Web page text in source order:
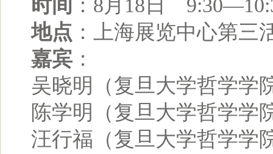
时间 ：8月18日
地点 ：上海展览中心第三
嘉宾 ：
吴晓明（复旦大学哲学学
陈学明（复旦大学哲学学
汪行福（复旦大学哲学学